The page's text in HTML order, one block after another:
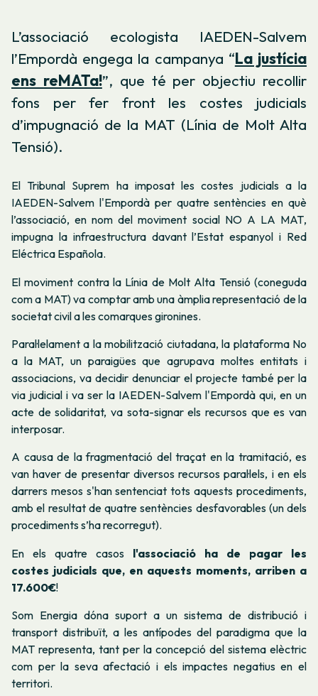
L’associació ecologista IAEDEN-Salvem
l’Empordà engega la campanya “La justícia
ens reMATa!”, que té per objectiu recollir
fons per fer front les costes judicials
d’impugnació de la MAT (Línia de Molt Alta
Tensió).
El Tribunal Suprem ha imposat les costes judicials a la
IAEDEN-Salvem l'Empordà per quatre sentències en què
l’associació, en nom del moviment social NO A LA MAT,
impugna la infraestructura davant l’Estat espanyol i Red
Eléctrica Española.
El moviment contra la Línia de Molt Alta Tensió (coneguda
com a MAT) va comptar amb una àmplia representació de la
societat civil a les comarques gironines.
Paral·lelament a la mobilització ciutadana, la plataforma No
a la MAT, un paraigües que agrupava moltes entitats i
associacions, va decidir denunciar el projecte també per la
via judicial i va ser la IAEDEN-Salvem l'Empordà qui, en un
acte de solidaritat, va sota-signar els recursos que es van
interposar.
A causa de la fragmentació del traçat en la tramitació, es
van haver de presentar diversos recursos paral·lels, i en els
darrers mesos s'han sentenciat tots aquests procediments,
amb el resultat de quatre sentències desfavorables (un dels
procediments s’ha recorregut).
En els quatre casos l'associació ha de pagar les
costes judicials que, en aquests moments, arriben a
17.600€!
Som Energia dóna suport a un sistema de distribució i
transport distribuït, a les antípodes del paradigma que la
MAT representa, tant per la concepció del sistema elèctric
com per la seva afectació i els impactes negatius en el
territori.